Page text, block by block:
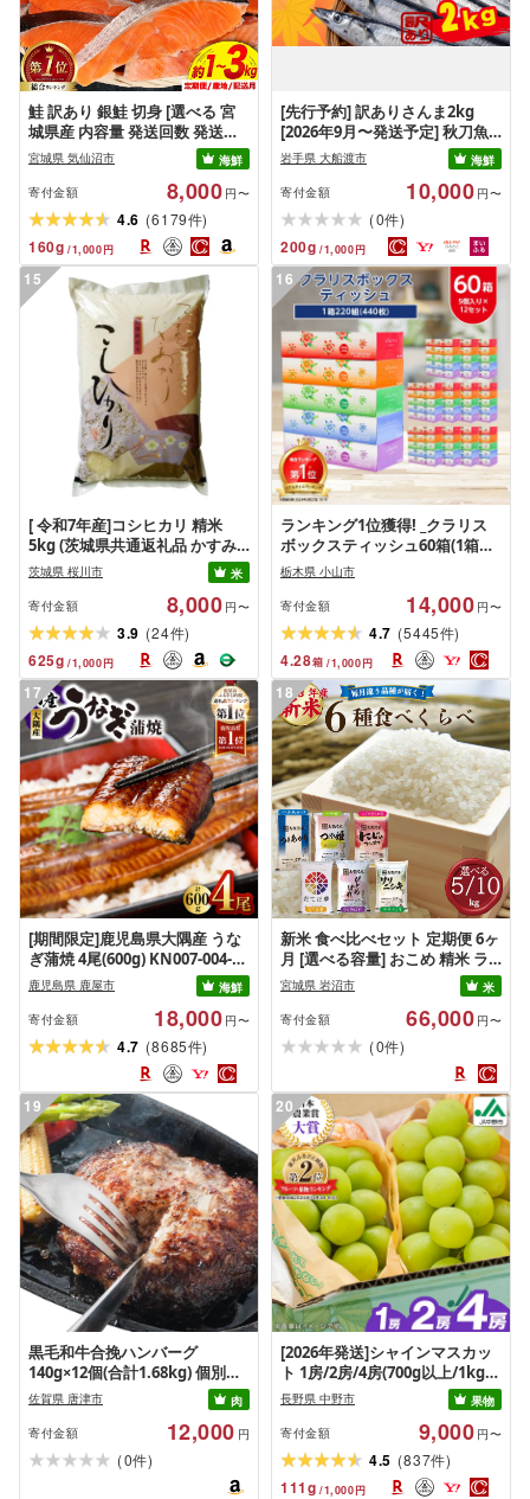
鮭 訳あり 銀鮭 切身 [選べる 宮
城県産 内容量 発送回数 発送月]
[宮城東洋 宮城県 気仙沼市
20566318] 宮城県産 海鮮 訳アリ
規格外 不揃い さけ サケ 鮭切身
シャケ 切り身 冷凍 家庭用 おか
ず 弁当 支援 サーモン 銀鮭切り
身 魚 2kg 3kg 定期便
宮城県 気仙沼市
海鮮
寄付金額
8,000 円〜
4.6 (6179件)
160g /1,000円
[先行予約] 訳ありさんま2kg
[2026年9月〜発送予定] 秋刀魚
さんま サンマ Sashimi FISH 魚
新鮮 ごはん 夕飯 おかず おつま
み 晩酌 米 丼 海産物 海鮮 魚介
魚介類 テレビ TV 放送 ニュース
番組 大船渡 大船渡市 三陸 被災
震災 火災 支援 応援 岩手県 国産
大船渡応援 [東北超歌手]
岩手県 大船渡市
海鮮
寄付金額
10,000 円〜
(0件)
200g /1,000円
15
[ 令和7年産]コシヒカリ 精米
5kg (茨城県共通返礼品 かすみ
がうら市) 米 ごはん もっちり 甘
い コメ お米 白米
茨城県 桜川市
米
寄付金額
8,000 円〜
3.9 (24件)
625g /1,000円
16
ランキング1位獲得! _クラリス
ボックスティッシュ60箱(1箱
220組(440枚))(5個入り×12セッ
ト)_ ティッシュ ティッシュペー
パー 日用品 常備品 生活用品 ま
とめ買い [配送不可地域:離島・
沖縄県]
栃木県 小山市
寄付金額 14,000 円〜
4.7 (5445件)
4.28箱 /1,000円
17
[期間限定]鹿児島県大隅産 うな
ぎ蒲焼 4尾(600g) KN007-004-
04-cp18 うなぎ 鰻 魚 惣菜 総菜
鹿児島県 鹿屋市
海鮮
寄付金額
18,000 円〜
4.7 (8685件)
18
新米 食べ比べセット 定期便 6ヶ
月 [選べる容量] おこめ 精米 ラ
イス ごはん つきあかり つや姫
にじのきらめき だて正夢 ひと
めぼれ ササニシキ セット 銘柄
米 味比べ バリエーション お楽
しみ 食味 毎日の食卓 毎月変わ
る 色々試せる 志賀沢米 岩沼産
米
宮城県 岩沼市
米
寄付金額
66,000 円〜
(0件)
19
黒毛和牛合挽ハンバーグ
140g×12個(合計1.68kg) 個別真
空 惣菜 夕食 小分け 焼くだけ 簡
単調理 贈り物 唐津 ギフト
佐賀県 唐津市
肉
寄付金額
12,000 円
(0件)
20
[2026年発送]シャインマスカッ
ト 1房/2房/4房(700g以上/1kg以
上/2kg以上)_ シャインマスカッ
ト 日本農業賞大賞 受賞 マスカ
ット ふるさと 長野県 フルーツ
果物 くだもの ぶどう ブドウ [配
送不可地域:離島][G1272457]
長野県 中野市
果物
寄付金額
9,000 円〜
4.5 (837件)
111g /1,000円